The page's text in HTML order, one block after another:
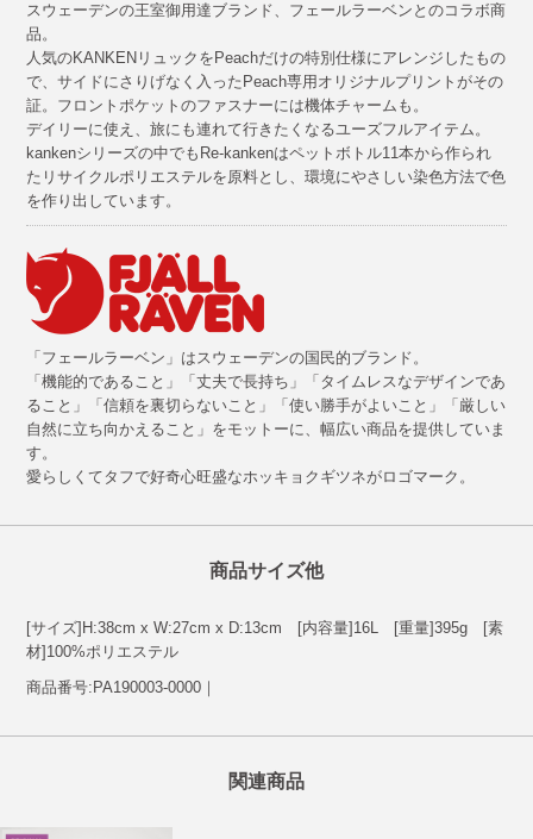
スウェーデンの王室御用達ブランド、フェールラーベンとのコラボ商
品。
人気のKANKENリュックをPeachだけの特別仕様にアレンジしたもの
で、サイドにさりげなく入ったPeach専用オリジナルプリントがその
証。フロントポケットのファスナーには機体チャームも。
デイリーに使え、旅にも連れて行きたくなるユーズフルアイテム。
kankenシリーズの中でもRe-kankenはペットボトル11本から作られ
たリサイクルポリエステルを原料とし、環境にやさしい染色方法で色
を作り出しています。
「フェールラーベン」はスウェーデンの国民的ブランド。
「機能的であること」「丈夫で長持ち」「タイムレスなデザインであ
ること」「信頼を裏切らないこと」「使い勝手がよいこと」「厳しい
自然に立ち向かえること」をモットーに、幅広い商品を提供していま
す。
愛らしくてタフで好奇心旺盛なホッキョクギツネがロゴマーク。
商品サイズ他
[サイズ]H:38cm x W:27cm x D:13cm [内容量]16L [重量]395g [素
材]100%ポリエステル
商品番号:PA190003-0000｜
関連商品